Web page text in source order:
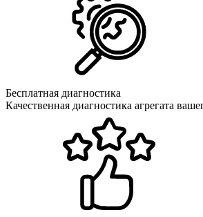
Бесплатная диагностика
Качественная диагностика агрегата